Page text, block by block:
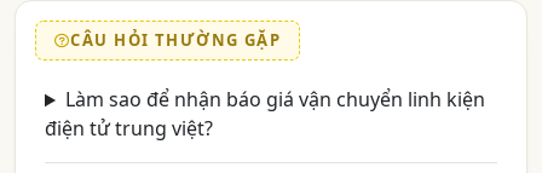
CÂU HỎI THƯỜNG GẶP
Làm sao để nhận báo giá vận chuyển linh kiện
điện tử trung việt?